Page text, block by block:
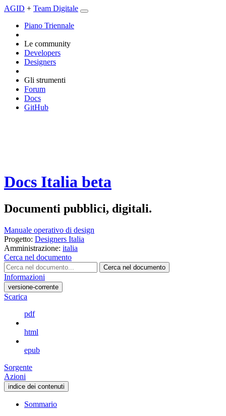
AGID + Team Digitale
Piano Triennale
Le community
Developers
Designers
Gli strumenti
Forum
Docs
GitHub
Docs Italia beta
Documenti pubblici, digitali.
Manuale operativo di design
Progetto: Designers Italia
Amministrazione: italia
Cerca nel documento
Cerca nel documento
Informazioni
versione-corrente
Scarica
pdf
html
epub
Sorgente
Azioni
indice dei contenuti
Sommario